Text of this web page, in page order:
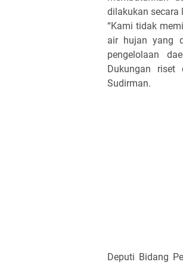
dilakukan secara
“Kami tidak
air hujan yang
pengelolaan
Dukungan riset
Sudirman.
Deputi Bidang